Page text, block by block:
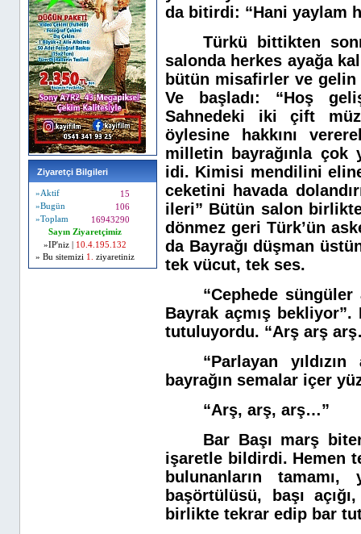
Ziyaretçi Bilgileri
»Aktif
15
»Bugün
106
»Toplam
16943290
Sayın Ziyaretçimiz
»IP'niz |
10.4.195.132
» Bu sitemizi 1. ziyaretiniz
da bitirdi: “Hani yaylam
Türkü bittikten
salonda herkes ayağa
bütün misafirler ve gelin
Ve başladı: “Hoş
Sahnedeki iki çift
öylesine hakkını
milletin bayrağınla çok
idi. Kimisi mendilini
ceketini havada
ileri” Bütün salon
dönmez geri Türk’ün
da Bayrağı düşman
tek vücut, tek ses.
“Cephede
Bayrak açmış bekliyor”.
tutuluyordu. “Arş arş
“Parlayan
bayrağın semalar içer
“Arş, arş, arş…”
Bar Başı marş
işaretle bildirdi. Hemen
bulunanların
başörtülüsü, başı
birlikte tekrar edip bar